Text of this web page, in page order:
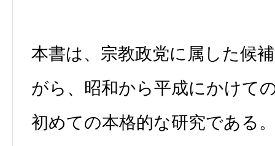
本書は、宗教政党に属した候
がら、昭和から平成にかけて
初めての本格的な研究である